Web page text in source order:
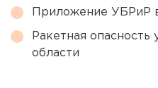
Приложение УБРиР
Ракетная опасность
области